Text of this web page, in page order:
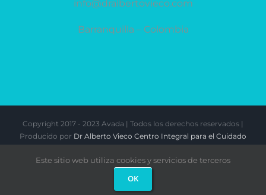
info@dralbertovieco.com
Barranquilla – Colombia
Copyright 2017 - 2023 Avada | Todos los derechos reservados |
Producido por Dr Alberto Vieco Centro Integral para el Cuidado
Este sitio web utiliza cookies y servicios de terceros
OK